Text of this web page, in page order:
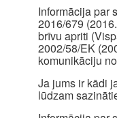
Informācija par
2016/679
brīvu apriti
2002/58/EK
komunikāciju
Ja jums ir kādi
lūdzam